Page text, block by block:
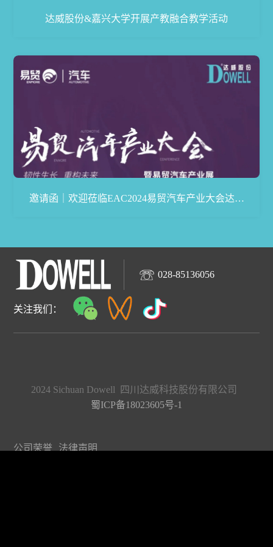
达威股份&嘉兴大学开展产教融合教学活动
邀请函｜欢迎莅临EAC2024易贸汽车产业大会达威
028-85136056
关注我们：
2024 Sichuan Dowell 四川达威科技股份有限公司
蜀ICP备18023605号-1
公司荣誉 法律声明